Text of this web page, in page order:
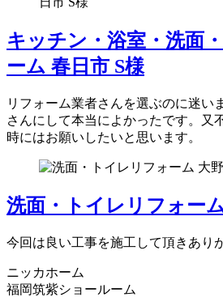
キッチン・浴室・洗面
ーム 春日市 S様
リフォーム業者さんを選ぶのに迷い
さんにして本当によかったです。又
時にはお願いしたいと思います。
洗面・トイレリフォー
今回は良い工事を施工して頂きあり
ニッカホーム
福岡筑紫ショールーム